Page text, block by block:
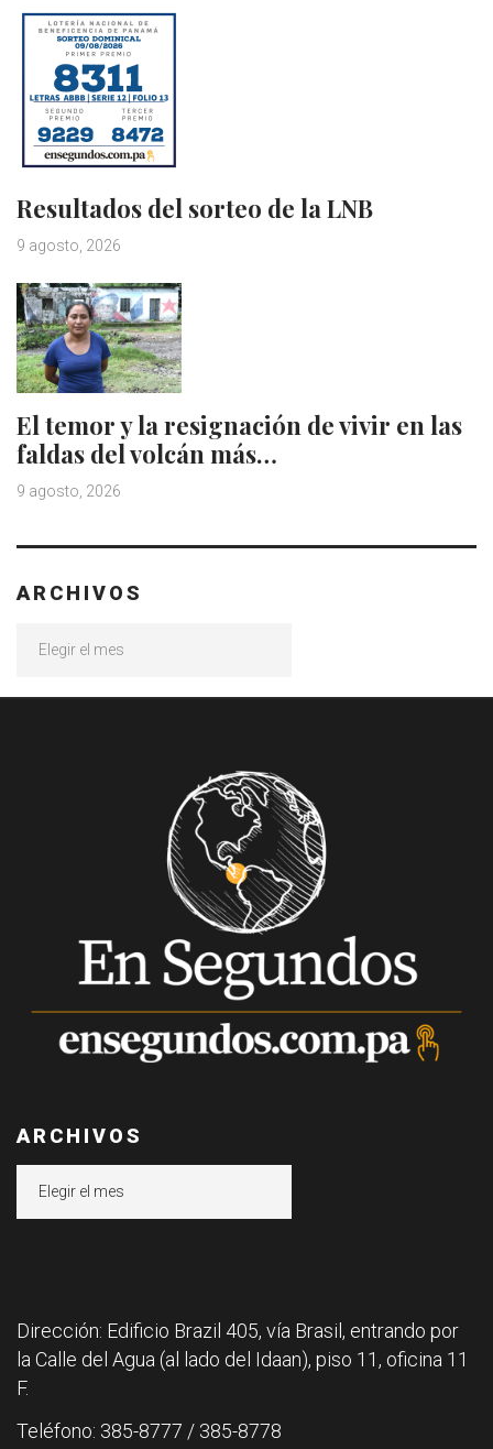
Resultados del sorteo de la LNB
9 agosto, 2026
El temor y la resignación de vivir en las
faldas del volcán más…
9 agosto, 2026
ARCHIVOS
ARCHIVOS
Dirección: Edificio Brazil 405, vía Brasil, entrando por
la Calle del Agua (al lado del Idaan), piso 11, oficina 11
F.
Teléfono: 385-8777 / 385-8778